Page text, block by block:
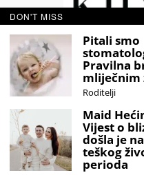
© 2020 -
Sva prava zadržana.
Developed
IZAŠAO JE NOVI MAGAZIN!
DON'T MISS
Pitali smo
Pravilna
mliječnim
Roditelji
Maid
Vijest o
došla je
teškog
perioda